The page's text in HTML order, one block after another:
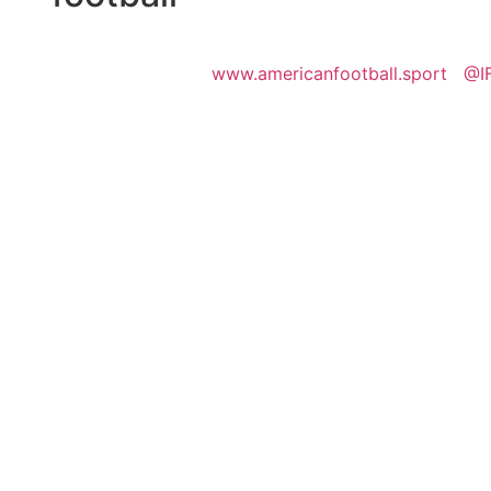
www.americanfootball.sport